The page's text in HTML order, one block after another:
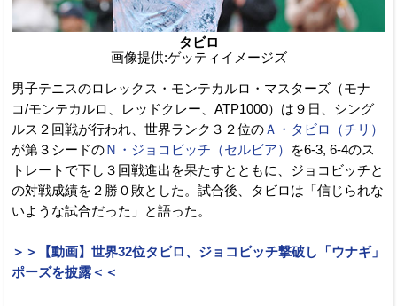
タビロ
画像提供:ゲッティイメージズ
男子テニスのロレックス・モンテカルロ・マスターズ（モナ
コ/モンテカルロ、レッドクレー、ATP1000）は９日、シング
ルス２回戦が行われ、世界ランク３２位のＡ・タビロ（チリ）
が第３シードのＮ・ジョコビッチ（セルビア）
を6-3, 6-4のス
トレートで下し３回戦進出を果たすとともに、ジョコビッチと
の対戦成績を２勝０敗とした。試合後、タビロは「信じられな
いような試合だった」と語った。
＞＞【動画】世界32位タビロ、ジョコビッチ撃破し「ウナギ」
ポーズを披露＜＜